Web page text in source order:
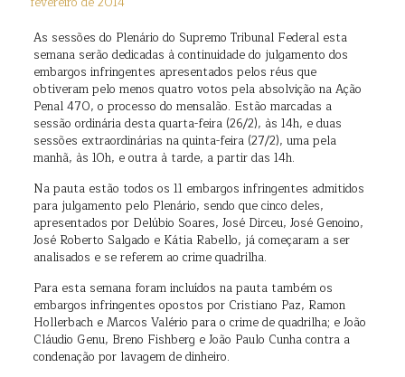
As sessões do Plenário do Supremo Tribunal Federal esta
semana serão dedicadas à continuidade do julgamento dos
embargos infringentes apresentados pelos réus que
obtiveram pelo menos quatro votos pela absolvição na Ação
Penal 470, o processo do mensalão. Estão marcadas a
sessão ordinária desta quarta-feira (26/2), às 14h, e duas
sessões extraordinárias na quinta-feira (27/2), uma pela
manhã, às 10h, e outra à tarde, a partir das 14h.
Na pauta estão todos os 11 embargos infringentes admitidos
para julgamento pelo Plenário, sendo que cinco deles,
apresentados por Delúbio Soares, José Dirceu, José Genoino,
José Roberto Salgado e Kátia Rabello, já começaram a ser
analisados e se referem ao crime quadrilha.
Para esta semana foram incluídos na pauta também os
embargos infringentes opostos por Cristiano Paz, Ramon
Hollerbach e Marcos Valério para o crime de quadrilha; e João
Cláudio Genu, Breno Fishberg e João Paulo Cunha contra a
condenação por lavagem de dinheiro.